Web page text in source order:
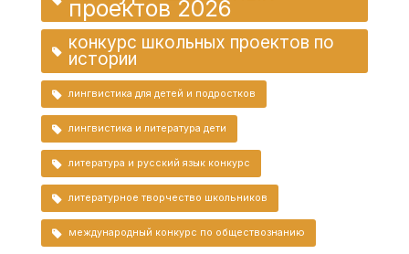
проектов 2026
конкурс школьных проектов по
истории
лингвистика для детей и подростков
лингвистика и литература дети
литература и русский язык конкурс
литературное творчество школьников
международный конкурс по обществознанию